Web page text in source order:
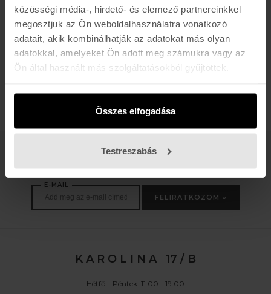
közösségi média-, hirdető- és elemező partnereinkkel
megosztjuk az Ön weboldalhasználatra vonatkozó
adatait, akik kombinálhatják az adatokat más olyan
adatokkal, amelyeket Ön adott meg számukra vagy az
Ön által használt más szolgáltatásokból gyűjtöttek.
Összes elfogadása
Testreszabás
Ajánlott termékek a kategóriához
VOLCOM BURTON
E-MAIL
FELIRATKOZOM »
K A R O L I N A 17 / B
Hétfő - Péntek: 11:00 - 19:00